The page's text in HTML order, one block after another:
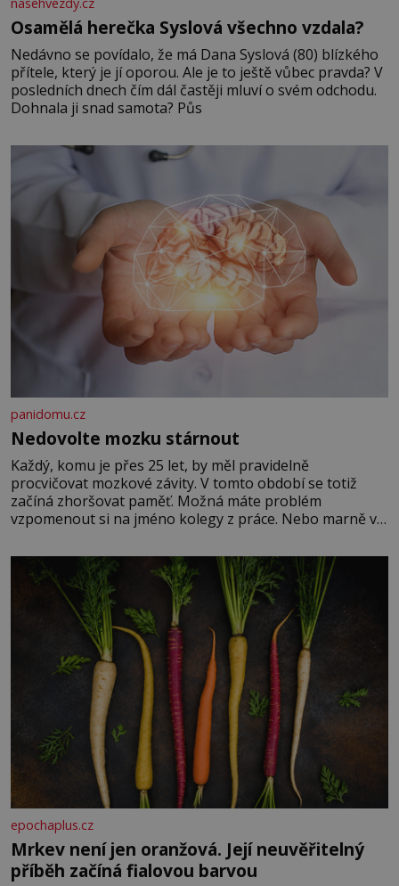
Osamělá herečka Syslová všechno vzdala?
Nedávno se povídalo, že má Dana Syslová (80) blízkého
přítele, který je jí oporou. Ale je to ještě vůbec pravda? V
posledních dnech čím dál častěji mluví o svém odchodu.
Dohnala ji snad samota? Půs
panidomu.cz
Nedovolte mozku stárnout
Každý, komu je přes 25 let, by měl pravidelně
procvičovat mozkové závity. V tomto období se totiž
začíná zhoršovat paměť. Možná máte problém
vzpomenout si na jméno kolegy z práce. Nebo marně v
Je to opravdu tak, s věkem jako kdyby se paměť
rozhodla stávkovat. Cvičte
epochaplus.cz
Mrkev není jen oranžová. Její neuvěřitelný
příběh začíná fialovou barvou